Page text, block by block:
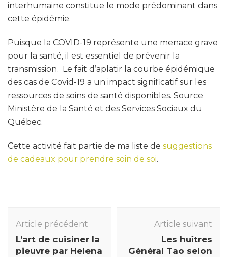
interhumaine constitue le mode prédominant dans
cette épidémie.
Puisque la COVID-19 représente une menace grave
pour la santé, il est essentiel de prévenir la
transmission. Le fait d’aplatir la courbe épidémique
des cas de Covid-19 a un impact significatif sur les
ressources de soins de santé disponibles. Source
Ministère de la Santé et des Services Sociaux du
Québec.
Cette activité fait partie de ma liste de suggestions
de cadeaux pour prendre soin de soi.
des
articles
Article précédent
L’art de cuisiner la
pieuvre par Helena
Article suivant
Les huîtres
Général Tao selon